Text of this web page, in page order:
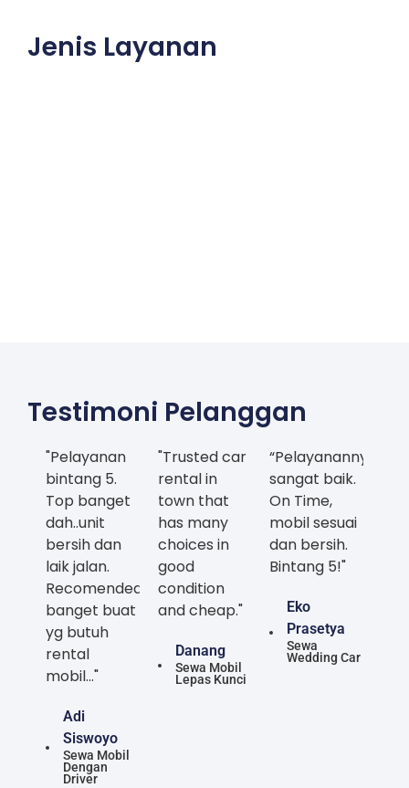
Jenis Layanan
Testimoni Pelanggan
"Pelayanan
bintang 5.
Top banget
dah..unit
bersih dan
laik jalan.
Recomended
banget buat
yg butuh
rental
mobil..."
Adi
Siswoyo
Sewa Mobil
Dengan
Driver
"Trusted car
rental in
town that
has many
choices in
good
condition
and cheap."
Danang
Sewa Mobil
Lepas Kunci
“Pelayanannya
sangat baik.
On Time,
mobil sesuai
dan bersih.
Bintang 5!"
Eko
Prasetya
Sewa
Wedding Car